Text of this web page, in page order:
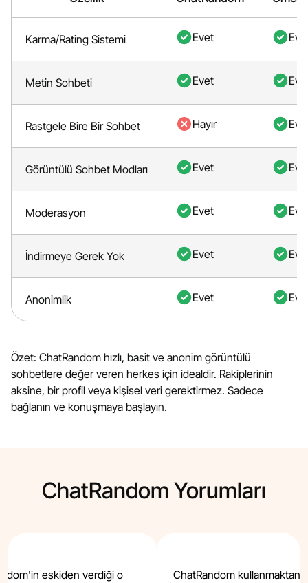
Karma/Rating Sistemi Evet
Metin Sohbeti Evet
Rastgele Bire Bir Sohbet Hayır
Görüntülü Sohbet Modları Evet
Moderasyon Evet
İndirmeye Gerek Yok Evet
Anonimlik Evet
Özet: ChatRandom hızlı, basit ve anonim görüntülü
sohbetlere değer veren herkes için idealdir. Rakiplerinin
aksine, bir profil veya kişisel veri gerektirmez. Sadece
bağlanın ve konuşmaya başlayın.
ChatRandom Yorumları
eskiden verdiği o
ChatRandom kullanmaktan